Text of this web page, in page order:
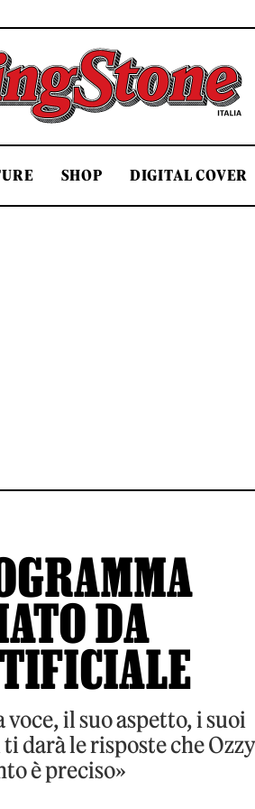
Rolling Stone Italia
SHOP DIGITAL COVER
DA
il suo aspetto, i suoi
darà le risposte che Ozzy
è preciso»